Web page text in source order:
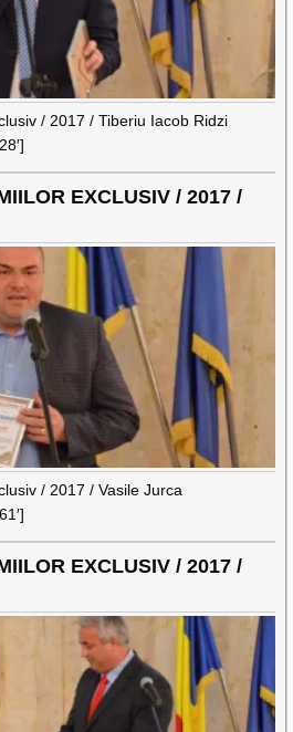
/ 2017 / Tiberiu Iacob Ridzi
EXCLUSIV / 2017 /
/ 2017 / Vasile Jurca
EXCLUSIV / 2017 /